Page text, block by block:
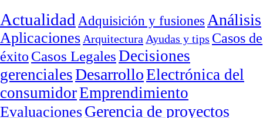
Actualidad Adquisición y fusiones Análisis
Aplicaciones Arquitectura Ayudas y tips Casos de
éxito Casos LegalesDecisiones
gerencialesDesarrolloElectrónica del
consumidorEmprendimiento
EvaluacionesGerencia de proyectos